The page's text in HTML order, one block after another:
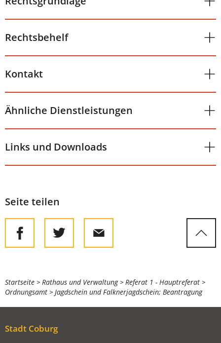
Rechtsbehelf
Kontakt
Ähnliche Dienstleistungen
Links und Downloads
Seite teilen
Sie
befinden
hier:
Startseite Rathaus und Verwaltung
Referat 1 - Hauptreferat
Ordnungsamt
Jagdschein und Falknerjagdschein; Beantragung
Stadt Coburg